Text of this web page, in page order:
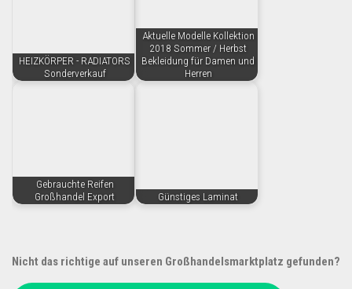
HEIZKÖRPER - RADIATORS
Sonderverkauf
Aktuelle Modelle Kollektion
2018 Sommer / Herbst
Bekleidung für Damen und
Herren
Gebrauchte Reifen
Großhandel Export
Günstiges Laminat
Nicht das richtige auf unseren Großhandelsmarktplatz gefunden?